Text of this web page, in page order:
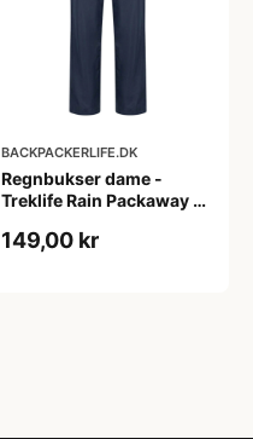
BACKPACKERLIFE.DK
Regnbukser dame -
Treklife Rain Packaway -
149,00 kr